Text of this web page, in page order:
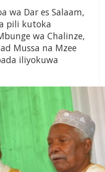
wa Dar es Salaam,
pili kutoka
wa Chalinze,
Mussa na Mzee
iliyokuwa